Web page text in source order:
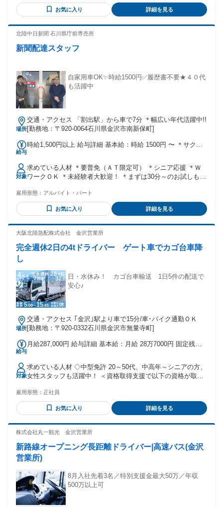
4000円 ・昇給：あり（前年度実績：1月あたり1,800円〜
2,500円） ・賞与：あり（年2回、前年度実績：計2.20ヶ月
分） ・通勤手当：実費支給（上限あり：月額10,000円） ・無
事故手当：5,000円 ＜一律手当詳細＞ ・深夜手当：28,500
円〜34,000円 （深夜割増分として84時間分支給、超過分は別
途支給） ※中型自動車免許をすでにお持ちの方には、取得支
件あり）。 ※奨学金代理返還制度を導入しており、返済中の
方の新生活や金銭面での負担を会社がしっかりとバックアッ
プします。
あり） ・夜間ドライバー、トラック運転手などの実務経験が
ある方歓迎 ＜向いているタイプ＞ ・夜型の生活スタイルが得
帯に、ストレスフリーで運転したい方 ・時間を有効活用し、
由2号・深夜勤務となるため18歳以上（労働基準法） 例外事
お気に入り 詳細を見る
北陸中日新聞 石川県庁前専売所
新聞配達スタッフ
自家用車OK✨時給1500円✅履歴書不要★４０代
も活躍中
場所
交通・アクセス 「割出駅」から車で7分 ＊幅広い年代活躍中!!
[勤務地：〒920-0064石川県金沢市南新保町]
給与
時給1,500円以上 給与詳細 基本給：時給 1500円 〜 ＊サクッ
対象
求めている人材 ＊要普免（ＡＴ限定可） ＊シニア応援 ＊Ｗ
ワークＯＫ ＊未経験者大歓迎！ ＊まずは30分～のお試しもＯ
に幅広い年代の方が活躍中！ 未経験で不安な方は、まずは30
分～のお試し勤務からはじめてみませんか？ 未経験･ブランク
から始めた方が活躍中! 「まだまだ働きたいがなかなが仕事が
仕事はできないが、まだ仕事はしたい」「運転をすることが
整っています！ 軽い運動にもなるので、みなさんイキイキと
雇用形態： アルバイト・パート
お気に入り 詳細を見る
大阪北陸急配株式会社 金沢営業所
完全週休2日の4tドライバー ゲート車でカゴ台車降
し
日・水休み！ カゴ台車輸送 1日5件の配送で
安心♪
場所
交通・アクセス ｢金沢｣駅より車で15分/車･バイク通勤ＯＫ
[勤務地：〒920-0332石川県金沢市無量寺町]
給与
月給287,000円 給与詳細 基本給：月給 28万7000円 固定残業
家族手当金額：あり 全員に一律で支払われるその他手当金
額：あり 【 総額 】287,143円 基本給：176,500円（1日7.5時
間勤務分） 通勤手当：4,200円（自宅から10㎞まで、以降10
㎞ごとに加算有り） 固定残業代：76,372円（60時間分の固定
時は追加で残業代支給 ※もっと稼ぎたいという方には、休日
の単発業務も実施可能！ ※1年間無事故だった方には無事故手
当も支給！ 毎週水曜休みの勤務の場合は、総額 325,674円 も
可能！ 基本給：190,000円（1日7.5時間勤務分） 通勤手当：
4,200円（自宅から10㎞まで、以降10㎞ごとに加算有り） 固
定残業代：82,213円（60時間分の固定残業代） 物価調整手
当：16,444円 その他手当：32,817円 稼ぎたい方はこちらの勤
務も可能です。
対象
求めている人材 ◇中型免許 20～50代、中高年～シニアの方、
女性スタッフも活躍中！ ＜資格取得支援で以下の資格が取得
者等 初めて大型免許取得された方、取得してから長らく運転
経験の無い方も歓迎！ 先輩ドライバーが長期間同乗指導しま
す（1か月～最大3か月）
雇用形態： 正社員
お気に入り 詳細を見る
株式会社丸一観光 金沢営業所
新路線オープニング長距離ドライバー|高速バス(金沢
営業所)
8月入社先着3名／特別支援金最大50万／年収
500万以上可